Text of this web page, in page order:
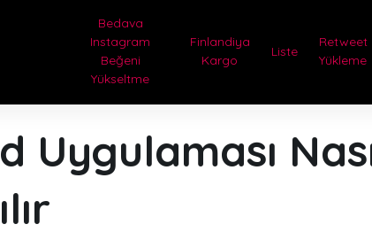
Bedava
Instagram
Beğeni
Yükseltme
Finlandiya
Kargo
Liste
Retweet
Yükleme
Uygulaması